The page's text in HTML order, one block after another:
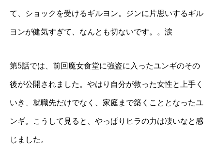
て、ショックを受けるギルヨン。ジンに片思いするギル
ヨンが健気すぎて、なんとも切ないです。。涙
第5話では、前回魔女食堂に強盗に入ったユンギのその
後が公開されました。やはり自分が救った女性と上手く
いき、就職先だけでなく、家庭まで築くこととなったユ
ンギ。こうして見ると、やっぱりヒラの力は凄いなと感
じました。